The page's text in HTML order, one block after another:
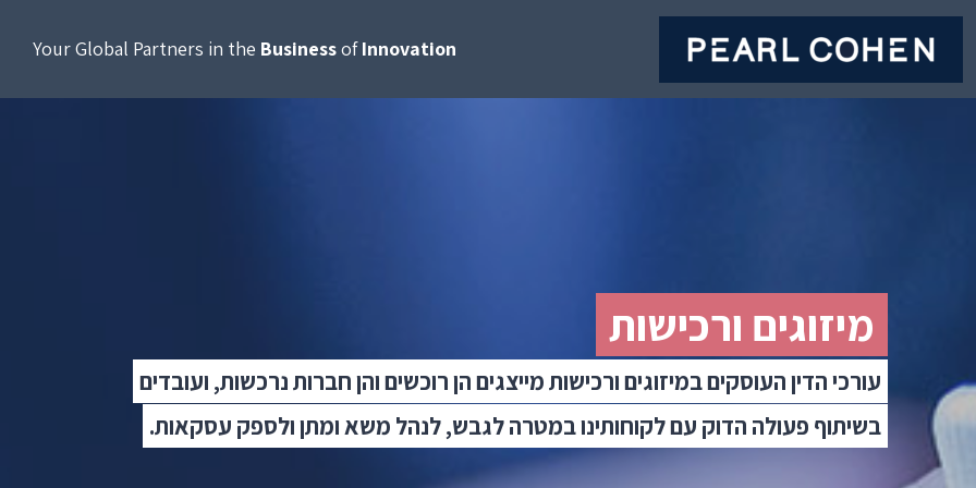
Your Global Partners in the BusinessofInnovation
מיזוגים ורכישות
עורכי הדין העוסקים במיזוגים ורכישות מייצגים הן רוכשים והן חברות נרכשות, ועובדים
בשיתוף פעולה הדוק עם לקוחותינו במטרה לגבש, לנהל משא ומתן ולספק עסקאות.